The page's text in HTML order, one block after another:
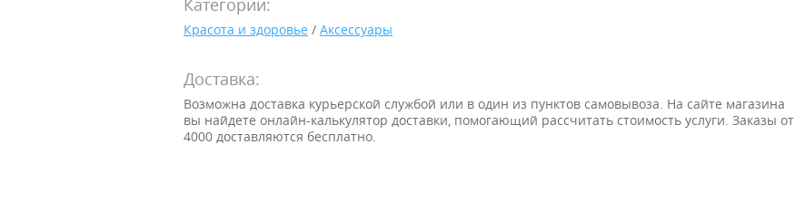
Категории:
Красота и здоровье / Аксессуары
Доставка:
Возможна доставка курьерской службой или в один из пунктов самовывоза. На сайте магазина
вы найдете онлайн-калькулятор доставки, помогающий рассчитать стоимость услуги. Заказы от
4000 доставляются бесплатно.